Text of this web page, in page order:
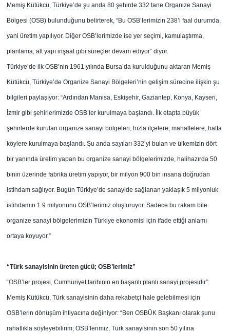
Memiş Kütükcü, Türkiye’de şu anda 80 şehirde 332 tane Organize Sanayi
Bölgesi (OSB) bulunduğunu belirterek, “Bu OSB’lerimizin 238’i faal durumda,
yani üretim yapılıyor. Diğer OSB’lerimizde ise yer seçimi, kamulaştırma,
planlama, alt yapı inşaat gibi süreçler devam ediyor” diyor.
Türkiye’de ilk OSB’nin 1961 yılında Bursa’da kurulduğunu aktaran Memiş
Kütükcü, Türkiye’de Organize Sanayi Bölgeleri’nin gelişim sürecine ilişkin şu
bilgileri paylaşıyor: “Ardından Manisa, Eskişehir, Gaziantep, Konya, Kayseri,
İzmir gibi şehirlerimizde OSB’ler kurulmaya başlandı. İlk etapta büyük
şehirlerde kurulan organize sanayi bölgeleri, hızla ilçelere, mahallelere, hatta
köylere kurulmaya başlandı. Şu anda sayıları 332’yi bulan ve ülkemizin dört
bir yanında üretim yapan bu organize sanayi bölgelerimizde, halihazırda 50
binin üzerinde fabrika üretim yapıyor, bir milyon 900 bin insana doğrudan
istihdam sağlıyor. Bugün Türkiye’de sanayide sağlanan yaklaşık 5 milyonluk
istihdamın 1.9 milyonunu OSB’lerimiz oluşturuyor. Sadece bu rakam bile
organize sanayi bölgelerimizin Türkiye ekonomisi için ifade ettiği anlamı
ortaya koyuyor.”
“Türk sanayisinin üreten gücü; OSB’lerimiz”
“OSB’ler projesi, Cumhuriyet tarihinin en başarılı planlı sanayi projesidir”:
Memiş Kütükcü, Türk sanayisinin daha rekabetçi hale gelebilmesi için
OSB’lerin dönüşüm ihtiyacına değiniyor: “Ben OSBÜK Başkanı olarak şunu
rahatlıkla söyleyebilirim; OSB’lerimiz, Türk sanayisinin son 50 yılına